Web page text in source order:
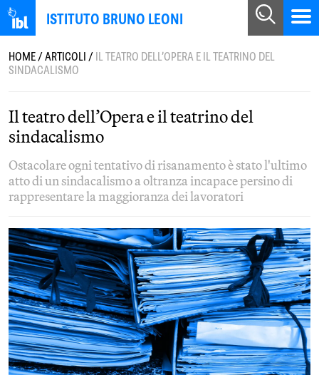
ISTITUTO BRUNO LEONI
HOME/ARTICOLI/IL TEATRO DELL’OPERA E IL TEATRINO DEL
SINDACALISMO
Il teatro dell’Opera e il teatrino del
sindacalismo
Ostacolare ogni tentativo di risanamento è stato l'ultimo
atto di un sindacalismo a oltranza incapace persino di
rappresentare la maggioranza dei lavoratori